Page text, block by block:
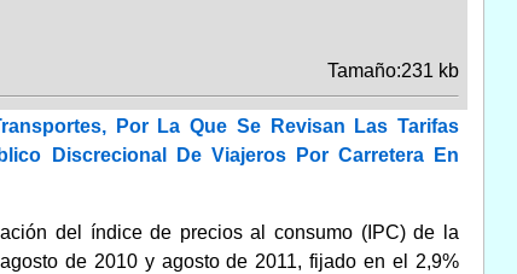
Tamaño:231 kb
Por La Que Se Revisan Las Tarifas
Discrecional De Viajeros Por Carretera En
del índice de precios al consumo (IPC) de la
de 2010 y agosto de 2011, fijado en el 2,9%